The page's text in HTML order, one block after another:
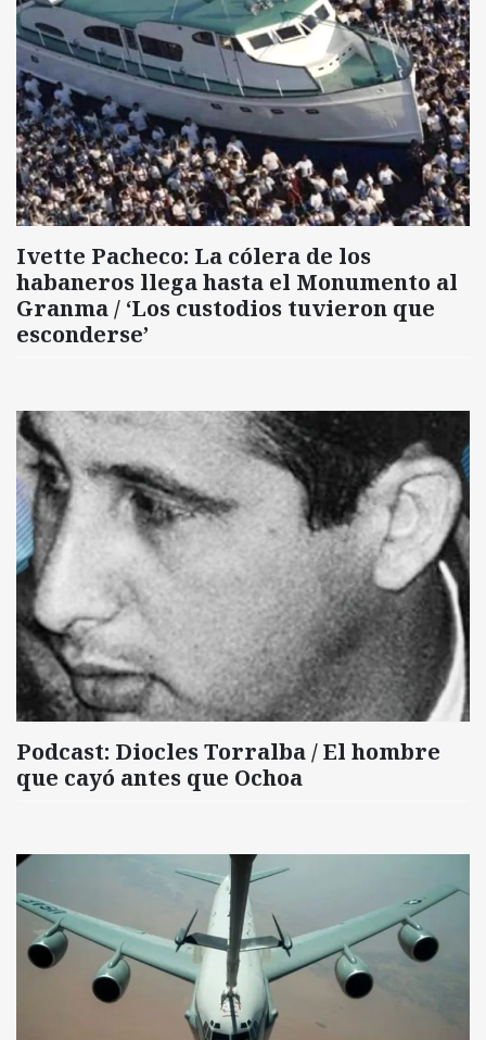
Ivette Pacheco: La cólera de los
habaneros llega hasta el Monumento al
Granma / ‘Los custodios tuvieron que
esconderse’
Podcast: Diocles Torralba / El hombre
que cayó antes que Ochoa